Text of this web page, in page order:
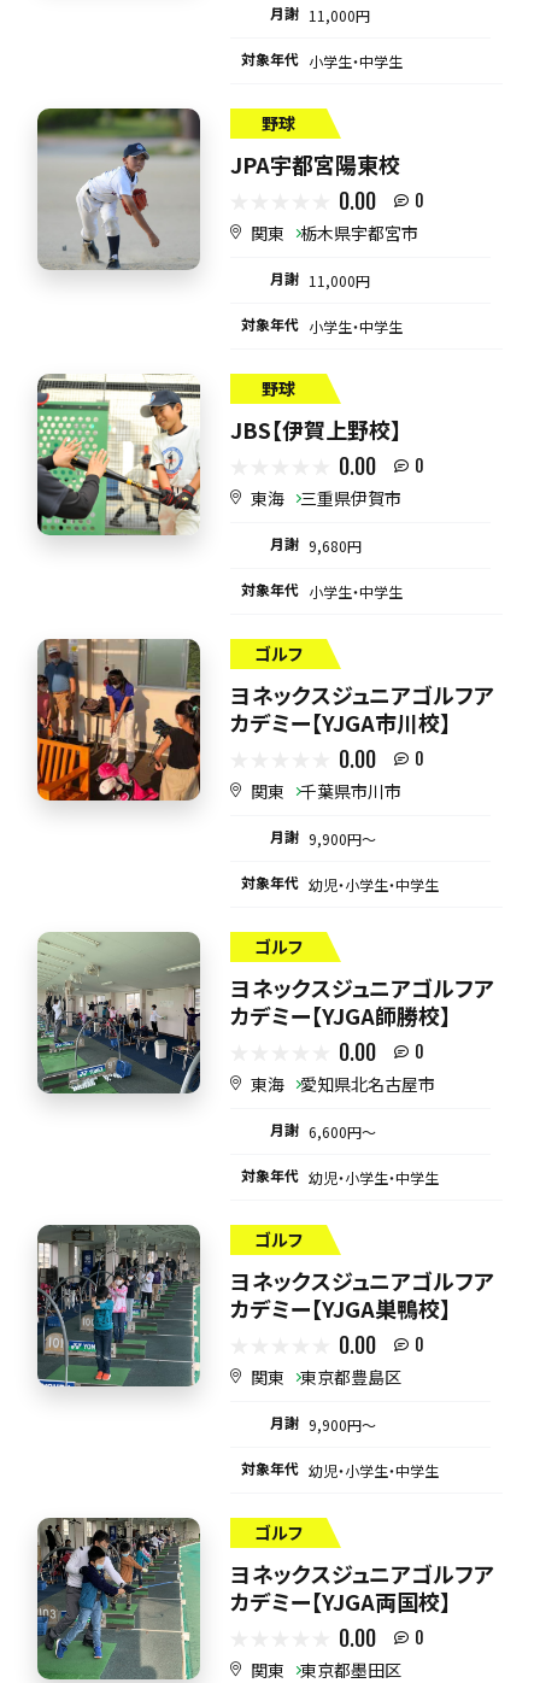
月謝 11,000円
対象年代 小学生・中学生
野球
JPA宇都宮陽東校
0.00 0
関東 栃木県宇都宮市
月謝 11,000円
対象年代 小学生・中学生
野球
JBS【伊賀上野校】
0.00 0
東海 三重県伊賀市
月謝 9,680円
対象年代 小学生・中学生
ゴルフ
ヨネックスジュニアゴルフア
カデミー【YJGA市川校】
0.00 0
関東 千葉県市川市
月謝 9,900円〜
対象年代 幼児・小学生・中学生
ゴルフ
ヨネックスジュニアゴルフア
カデミー【YJGA師勝校】
0.00 0
東海 愛知県北名古屋市
月謝 6,600円〜
対象年代 幼児・小学生・中学生
ゴルフ
ヨネックスジュニアゴルフア
カデミー【YJGA巣鴨校】
0.00 0
関東 東京都豊島区
月謝 9,900円〜
対象年代 幼児・小学生・中学生
ゴルフ
ヨネックスジュニアゴルフア
カデミー【YJGA両国校】
0.00 0
関東 東京都墨田区